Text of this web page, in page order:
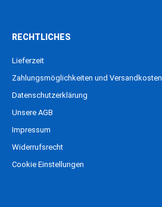
RECHTLICHES
Lieferzeit
Zahlungsmöglichkeiten und Versandkosten
Datenschutzerklärung
Unsere AGB
Impressum
Widerrufsrecht
Cookie Einstellungen